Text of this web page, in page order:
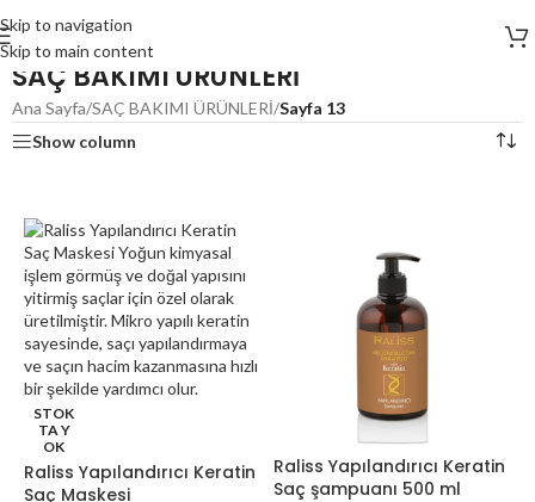
Skip to navigation
Skip to main content
SAÇ BAKIMI ÜRÜNLERİ
Ana Sayfa/SAÇ BAKIMI ÜRÜNLERİ/Sayfa 13
Show column
STOK
TA Y
OK
Raliss Yapılandırıcı Keratin
Saç Maskesi
Raliss Yapılandırıcı Keratin
Saç şampuanı 500 ml